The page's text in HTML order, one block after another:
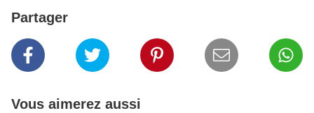
Partager
Vous aimerez aussi